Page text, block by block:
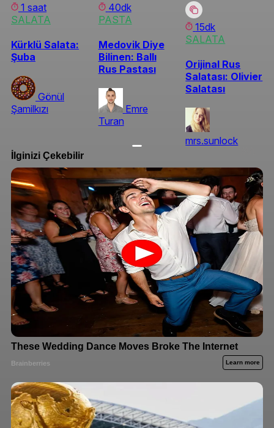
1 saat
SALATA
Kürklü Salata:
Şuba
Gönül
Şamilkızı
40dk
PASTA
Medovik Diye
Bilinen: Ballı
Rus Pastası
Emre
Turan
15dk
SALATA
Orijinal Rus
Salatası: Olivier
Salatası
mrs.sunlock